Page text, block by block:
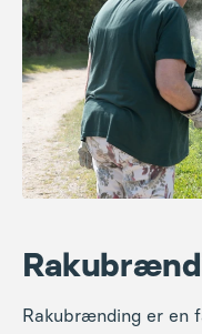
Rakubrænding er en